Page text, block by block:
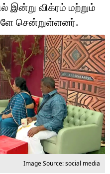
இன்று விக்ரம் மற்றும்
சென்றுள்ளனர்.
Image Source: social media